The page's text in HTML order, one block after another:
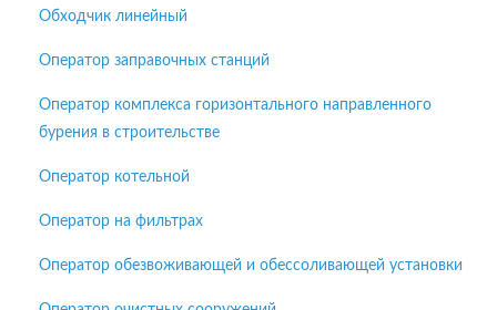
Обходчик линейный
Оператор заправочных станций
Оператор комплекса горизонтального направленного
бурения в строительстве
Оператор котельной
Оператор на фильтрах
Оператор обезвоживающей и обессоливающей установки